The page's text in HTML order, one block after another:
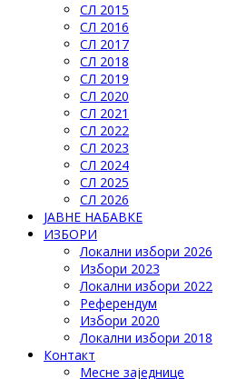
СЛ 2015
СЛ 2016
СЛ 2017
СЛ 2018
СЛ 2019
СЛ 2020
СЛ 2021
СЛ 2022
СЛ 2023
СЛ 2024
СЛ 2025
СЛ 2026
ЈАВНЕ НАБАВКЕ
ИЗБОРИ
Локални избори 2026
Избори 2023
Локални избори 2022
Референдум
Избори 2020
Локални избори 2018
Контакт
Месне заједнице